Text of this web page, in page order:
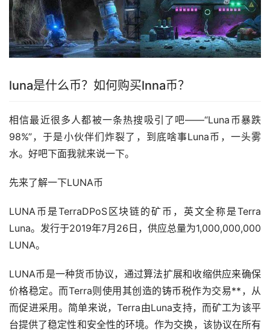
luna是什么币？如何购买lnna币？
相信最近很多人都被一条热搜吸引了吧——“Luna币暴跌
98%”，于是小伙伴们炸裂了，到底啥事Luna币，一头雾
水。好吧下面我就来说一下。
先来了解一下LUNA币
LUNA币是TerraDPoS区块链的矿币，英文全称是Terra
Luna。发行于2019年7月26日，供应总量为1,000,000,000
LUNA。
LUNA币是一种货币协议，通过算法扩展和收缩供应来确保
价格稳定。而Terra则使用其创造的铸币税作为交易**，从
而促进采用。简单来说，Terra由Luna支持，而矿工为该平
台提供了稳定性和安全性的环境。作为交换，该协议在所有